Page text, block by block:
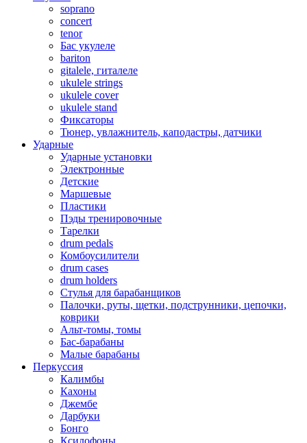
soprano
concert
tenor
Бас укулеле
bariton
gitalele, гиталеле
ukulele strings
ukulele cover
ukulele stand
Фиксаторы
Тюнер, увлажнитель, каподастры, датчики
Ударные
Ударные установки
Электронные
Детские
Маршевые
Пластики
Пэды тренировочные
Тарелки
drum pedals
Комбоусилители
drum cases
drum holders
Стулья для барабанщиков
Палочки, руты, щетки, подструнники, цепочки,
коврики
Альт-томы, томы
Бас-барабаны
Малые барабаны
Перкуссия
Калимбы
Кахоны
Джембе
Дарбуки
Бонго
Ксилофоны